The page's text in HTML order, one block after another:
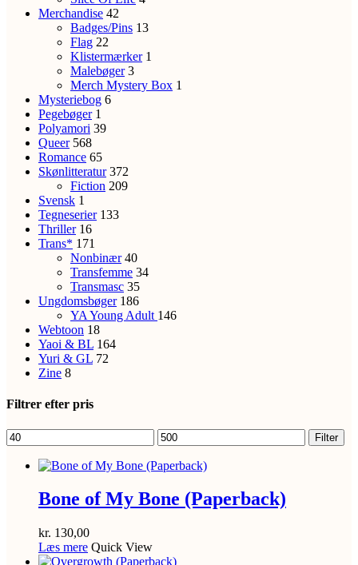
Merchandise 42
Badges/Pins 13
Flag 22
Klistermærker 1
Malebøger 3
Merch Mystery Box 1
Mysteriebog 6
Pegebøger 1
Polyamori 39
Queer 568
Romance 65
Skønlitteratur 372
Fiction 209
Svensk 1
Tegneserier 133
Thriller 16
Trans* 171
Nonbinær 40
Transfemme 34
Transmasc 35
Ungdomsbøger 186
YA Young Adult 146
Webtoon 18
Yaoi & BL 164
Yuri & GL 72
Zine 8
Filtrer efter pris
Mindste
pris
Højeste
pris
Filter
Bone of My Bone (Paperback)
kr. 130,00
Læs mere Quick View